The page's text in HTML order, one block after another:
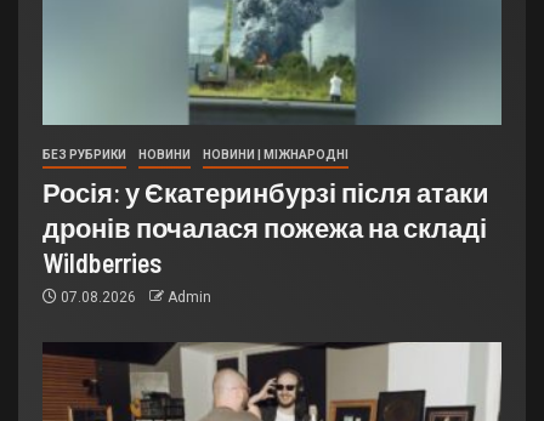
БЕЗ РУБРИКИ НОВИНИ НОВИНИ | МІЖНАРОДНІ
Росія: у Єкатеринбурзі після атаки
дронів почалася пожежа на складі
Wildberries
07.08.2026 Admin